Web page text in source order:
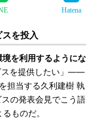
Hatena
を投入
を利用するようにな
スを提供したい」――
担当する久利建樹 執
の発表会見でこう語
ものだ。